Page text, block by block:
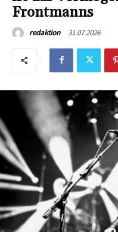
Frontmanns
redaktion 31.07.2026